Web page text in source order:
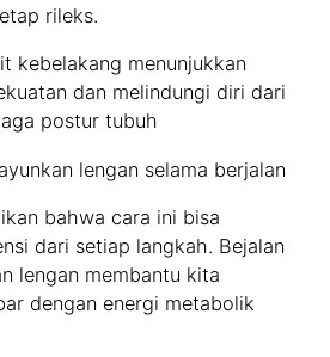
rileks.
kebelakang menunjukkan
dan melindungi diri dari
postur tubuh
lengan selama berjalan
bahwa cara ini bisa
dari setiap langkah. Bejalan
lengan membantu kita
dengan energi metabolik